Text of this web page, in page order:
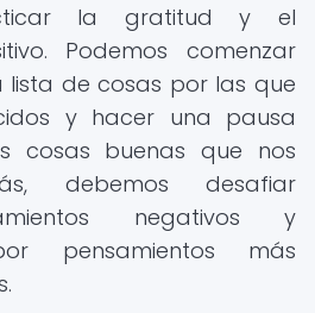
la gratitud y el
Podemos comenzar
de cosas por las que
y hacer una pausa
cosas buenas que nos
debemos desafiar
negativos y
pensamientos más